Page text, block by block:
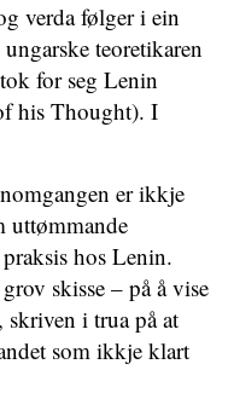
verda følger i ein
teoretikaren
for seg Lenin
his Thought). I
er ikkje
uttømmande
hos Lenin.
skisse – på å vise
skriven i trua på at
som ikkje klart